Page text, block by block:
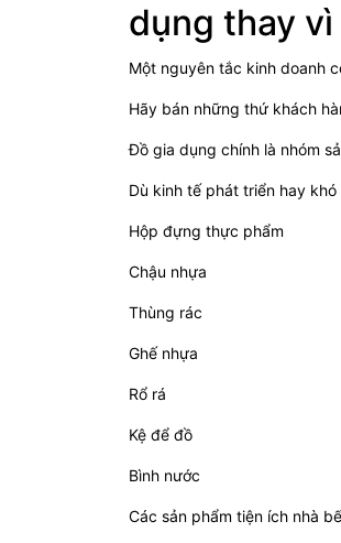
dụng thay
Một nguyên tắc kinh doanh
Hãy bán những thứ khách
Đồ gia dụng chính là nhóm
Dù kinh tế phát triển hay
Hộp đựng thực phẩm
Chậu nhựa
Thùng rác
Ghế nhựa
Rổ rá
Kệ để đồ
Bình nước
Các sản phẩm tiện ích nhà